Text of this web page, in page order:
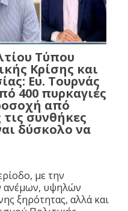
Τύπου
Κρίσης και
Ευ. Τουρνάς
400 πυρκαγιές
από
συνθήκες
δύσκολο να
με την
ανέμων, υψηλών
ξηρότητας, αλλά και